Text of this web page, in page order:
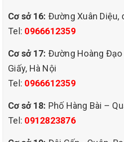
Công ty, doanh
Hộ gia đình
Cơ sở 16: Đường Xuân Diệu,
Tel: 0966612359
Cơ sở 17: Đường Hoàng
Giấy, Hà Nội
Tel: 0966612359
Cơ sở 18: Phố Hàng Bài –
Tel: 0912823876